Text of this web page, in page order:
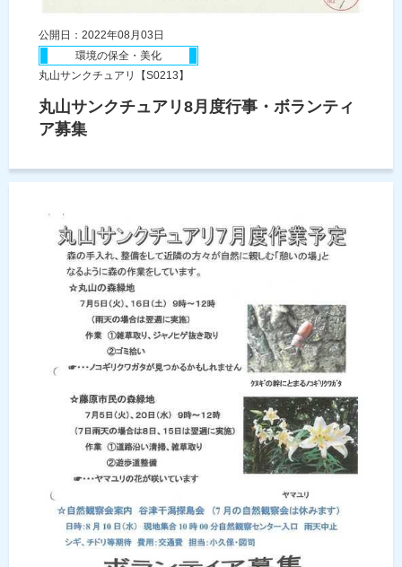
公開日：2022年08月03日
環境の保全・美化
丸山サンクチュアリ【S0213】
丸山サンクチュアリ8月度行事・ボランティ
ア募集